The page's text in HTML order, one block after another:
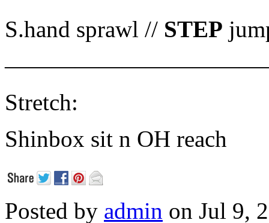
S.hand sprawl // STEP
Stretch:
Shinbox sit n OH reach
Posted by admin on Jul 9,